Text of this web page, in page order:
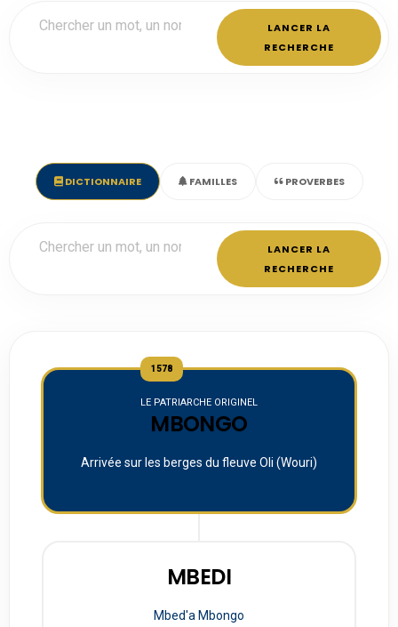
LANCER LA
RECHERCHE
DICTIONNAIRE FAMILLES PROVERBES
LANCER LA
RECHERCHE
1578
LE PATRIARCHE ORIGINEL
MBONGO
Arrivée sur les berges du fleuve Oli (Wouri)
MBEDI
Mbed'a Mbongo